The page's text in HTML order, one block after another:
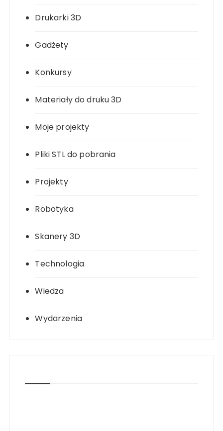
Drukarki 3D
Gadżety
Konkursy
Materiały do druku 3D
Moje projekty
Pliki STL do pobrania
Projekty
Robotyka
Skanery 3D
Technologia
Wiedza
Wydarzenia